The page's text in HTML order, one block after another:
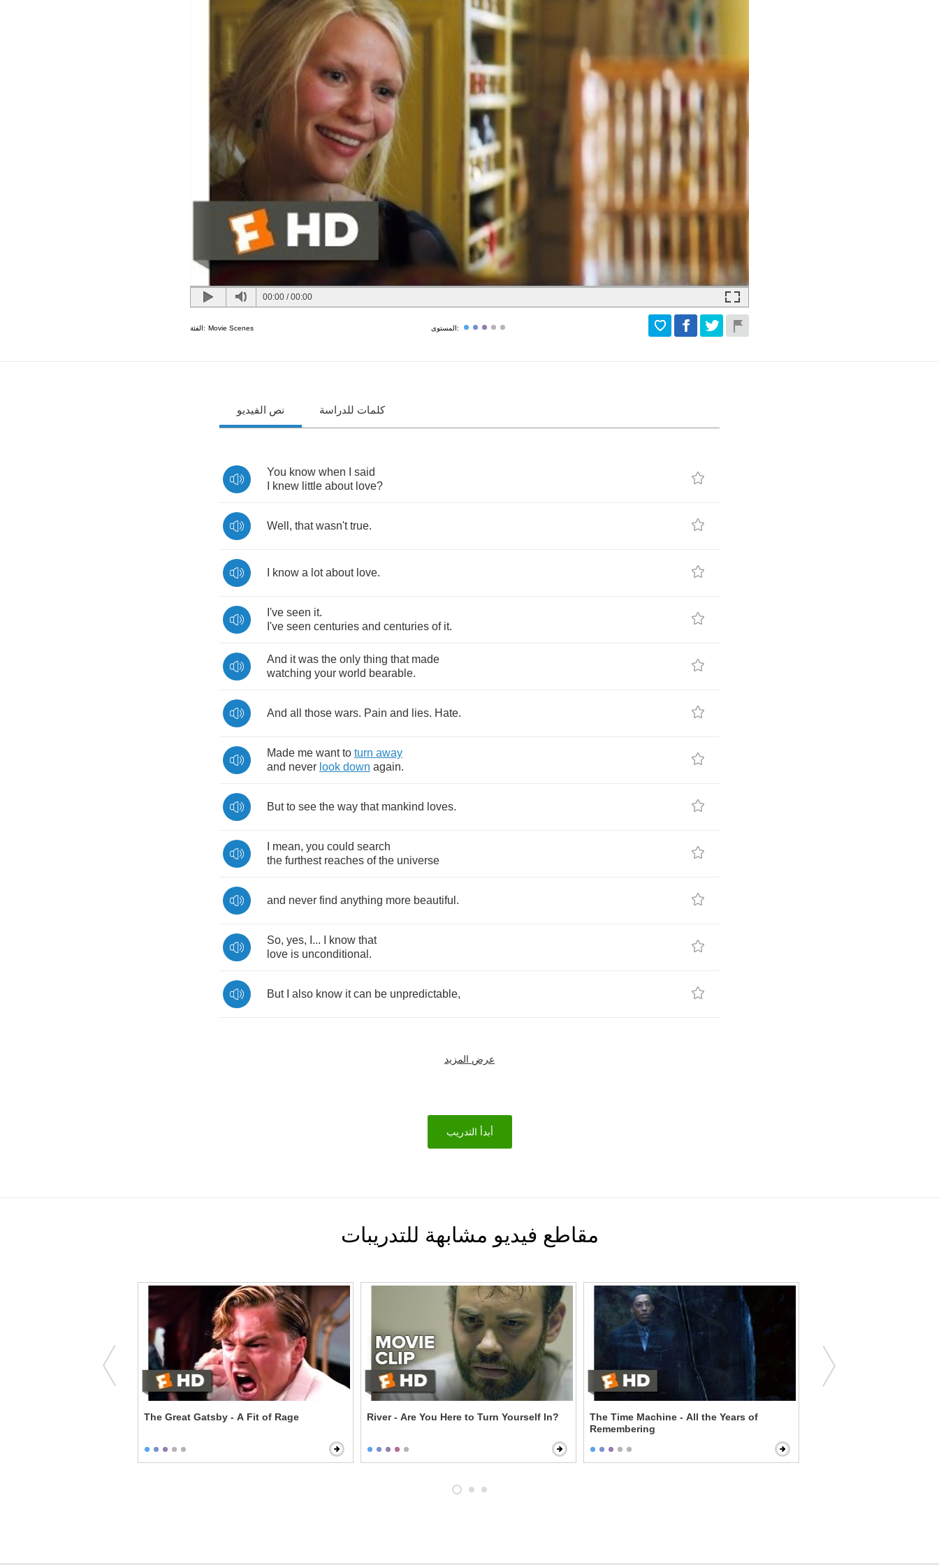
00:00 /00:00
الفئة: Movie Scenes المستوى:
نص الفيديو كلمات للدراسة
You know when
said
knew little about love?
Well , that wasn't true.
know a lot about love.
I've seen it.
I've seen centuries and centuries of it.
And it was the only thing that made
watching your world bearable.
And all those wars. Pain and lies. Hate.
Made me want to turn away
and never look down again.
But to see the way that mankind loves.
mean, you could search
the furthest reaches of the universe
and never find anything more beautiful .
So, yes, ... know that
love is unconditional .
But also know it can be unpredictable,
عرض المزيد
أبدأ التدريب
مقاطع فيديو مشابهة للتدريبات
The Great Gatsby - A Fit of Rage River - Are You Here to Turn Yourself In?
The Time Machine - All the Years of
Remembering